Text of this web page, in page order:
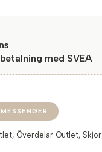
med SVEA
MESSENGER
, Överdelar Outlet,